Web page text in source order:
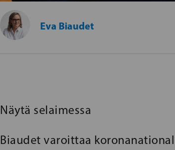
Eva Biaudet
Näytä selaimessa
Biaudet varoittaa